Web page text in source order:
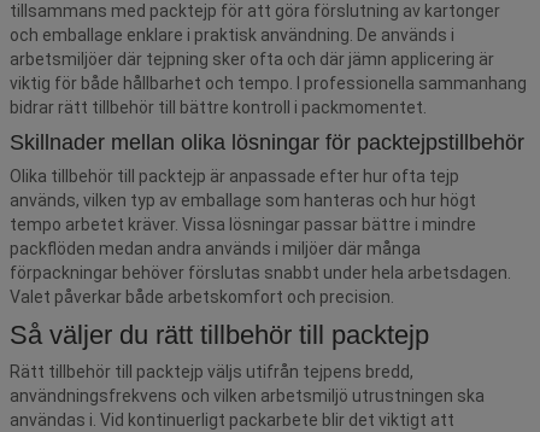
tillsammans med packtejp för att göra förslutning av kartonger
och emballage enklare i praktisk användning. De används i
arbetsmiljöer där tejpning sker ofta och där jämn applicering är
viktig för både hållbarhet och tempo. I professionella sammanhang
bidrar rätt tillbehör till bättre kontroll i packmomentet.
Skillnader mellan olika lösningar för packtejpstillbehör
Olika tillbehör till packtejp är anpassade efter hur ofta tejp
används, vilken typ av emballage som hanteras och hur högt
tempo arbetet kräver. Vissa lösningar passar bättre i mindre
packflöden medan andra används i miljöer där många
förpackningar behöver förslutas snabbt under hela arbetsdagen.
Valet påverkar både arbetskomfort och precision.
Så väljer du rätt tillbehör till packtejp
Rätt tillbehör till packtejp väljs utifrån tejpens bredd,
användningsfrekvens och vilken arbetsmiljö utrustningen ska
användas i. Vid kontinuerligt packarbete blir det viktigt att